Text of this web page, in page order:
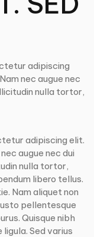
adipiscing
nec augue nec
nulla tortor,
adipiscing elit.
augue nec dui
nulla tortor,
libero tellus.
Nam aliquet non
pellentesque
Quisque nibh
Sed varius